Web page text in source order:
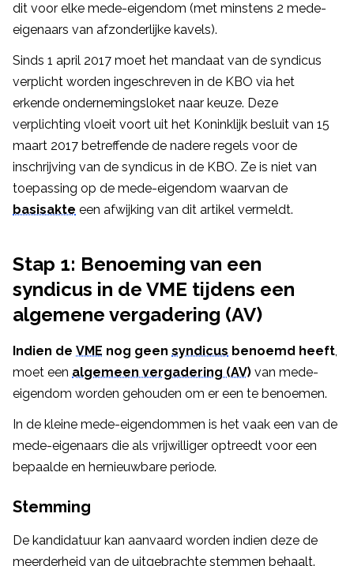
dit voor elke mede-eigendom (met minstens 2 mede-
eigenaars van afzonderlijke kavels).
Sinds 1 april 2017 moet het mandaat van de syndicus
verplicht worden ingeschreven in de KBO via het
erkende ondernemingsloket naar keuze. Deze
verplichting vloeit voort uit het Koninklijk besluit van 15
maart 2017 betreffende de nadere regels voor de
inschrijving van de syndicus in de KBO. Ze is niet van
toepassing op de mede-eigendom waarvan de
basisakte een afwijking van dit artikel vermeldt.
Stap 1: Benoeming van een
syndicus in de VME tijdens een
algemene vergadering (AV)
Indien de VME nog geen syndicus benoemd heeft,
moet een algemeen vergadering (AV) van mede-
eigendom worden gehouden om er een te benoemen.
In de kleine mede-eigendommen is het vaak een van de
mede-eigenaars die als vrijwilliger optreedt voor een
bepaalde en hernieuwbare periode.
Stemming
De kandidatuur kan aanvaard worden indien deze de
meerderheid van de uitgebrachte stemmen behaalt.